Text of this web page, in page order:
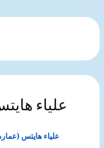
علياء
علياء هايتس (عماره